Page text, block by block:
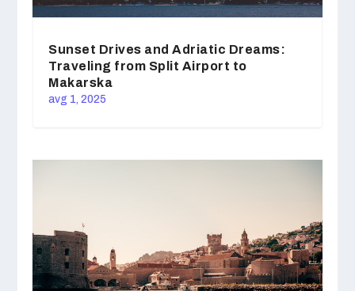
Sunset Drives and Adriatic Dreams:
Traveling from Split Airport to
Makarska
avg 1, 2025